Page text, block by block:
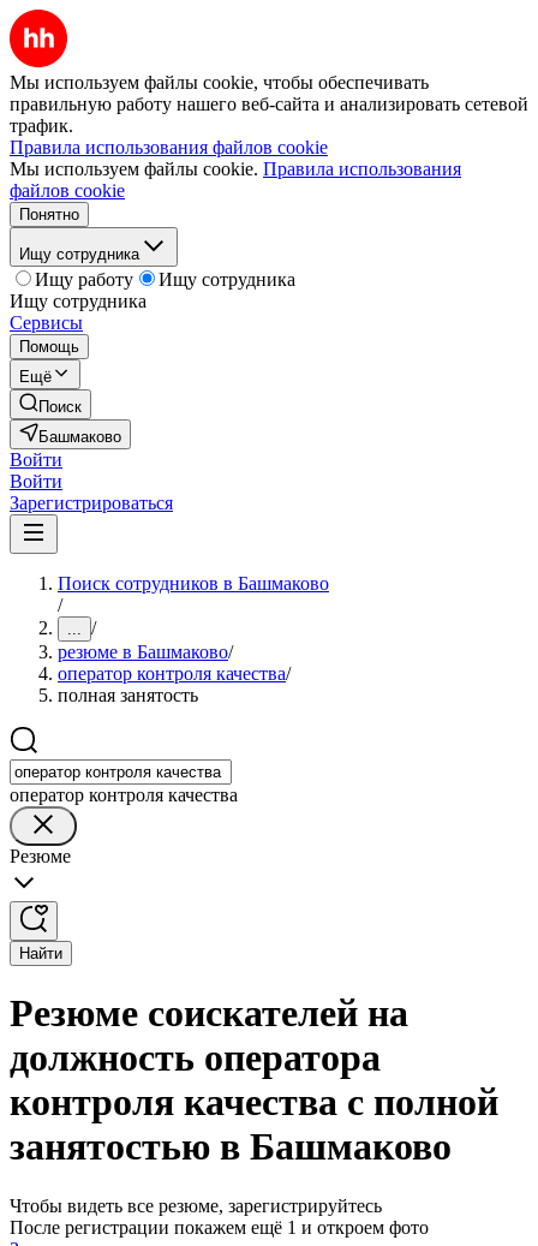
Мы используем файлы cookie, чтобы обеспечивать
правильную работу нашего веб-сайта и анализировать сетевой
трафик.
Правила использования файлов cookie
Мы используем файлы cookie. Правила использования
файлов cookie
Понятно
Ищу сотрудника
Ищу работу
Ищу сотрудника
Ищу сотрудника
Сервисы
Помощь
Ещё
Поиск
Башмаково
Войти
Войти
Зарегистрироваться
Поиск сотрудников в Башмаково
/
... /
резюме в Башмаково/
оператор контроля качества/
полная занятость
оператор контроля качества
Резюме
Найти
Резюме соискателей на
должность оператора
контроля качества с полной
занятостью в Башмаково
Чтобы видеть все резюме, зарегистрируйтесь
После регистрации покажем ещё 1 и откроем фото